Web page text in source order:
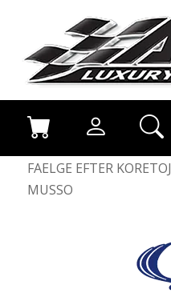
FAELGE EFTER KORETOJ
MUSSO